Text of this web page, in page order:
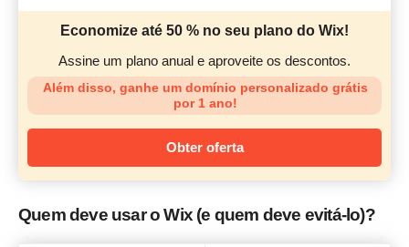
Economize até 50 % no seu plano do Wix!
Assine um plano anual e aproveite os descontos.
Além disso, ganhe um domínio personalizado grátis
por 1 ano!
Obter oferta
Quem deve usar o Wix (e quem deve evitá-lo)?